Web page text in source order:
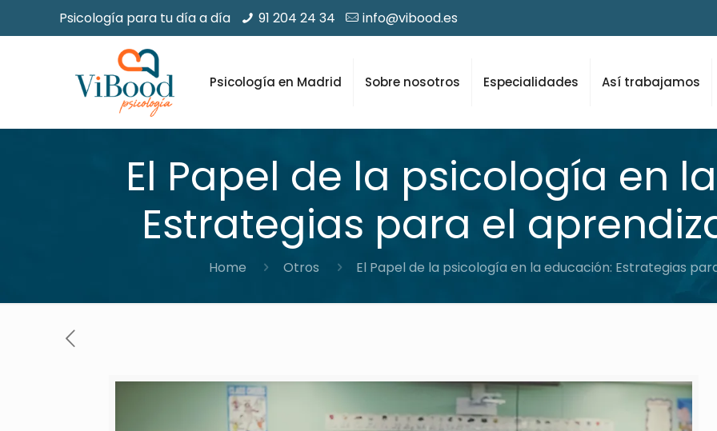
Psicología para tu día a día 91 204 24 34 info@vibood.es
Psicología en Madrid Sobre nosotros Especialidades Así trabajamos
El Papel de la psicología en
Estrategias para el
Home Otros El Papel de la psicología en la educación: Estrategias